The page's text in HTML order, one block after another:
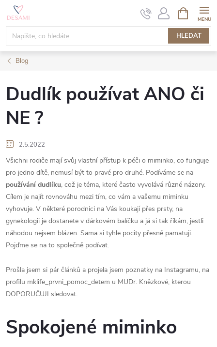
Přejít
obsah
HLEDAT
NÁKUPNÍ
KOŠÍK
Blog
Dudlík používat ANO či
NE ?
2.5.2022
Všichni rodiče mají svůj vlastní přístup k péči o miminko, co funguje
pro jedno dítě, nemusí být to pravé pro druhé. Podíváme se na
používání dudlíku, což je téma, které často vyvolává různé názory.
Cílem je najít rovnováhu mezi tím, co vám a vašemu miminku
vyhovuje. V některé porodnici na Vás koukají přes prsty, na
gynekologii je dostanete v dárkovém balíčku a já si tak říkám, jestli
náhodou nejsem blázen. Sama si tyhle pocity přesně pamatuji.
Pojďme se na to společně podívat.
Prošla jsem si pár článků a projela jsem poznatky na Instagramu, na
profilu mklife_prvni_pomoc_detem u MUDr. Knězkové, kterou
DOPORUČUJI sledovat.
Spokojené miminko